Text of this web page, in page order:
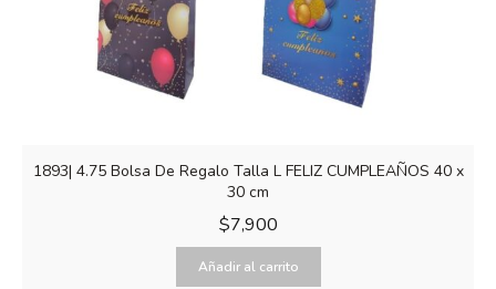
1893| 4.75 Bolsa De Regalo Talla L FELIZ CUMPLEAÑOS 40 x
30 cm
$7,900
Añadir al carrito